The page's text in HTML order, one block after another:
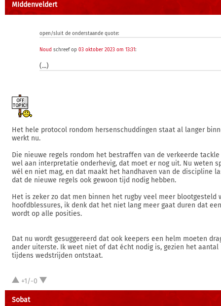
MIddenveldert
open/sluit de onderstaande quote:
Noud schreef op 03 oktober 2023 om 13:31:
(...)
Het hele protocol rondom hersenschuddingen staat al langer
werkt nu.
Die nieuwe regels rondom het bestraffen van de verkeerde
wel aan interpretatie onderhevig, dat moet er nog uit. Nu weten
wél en niet mag, en dat maakt het handhaven van de discipline
dat de nieuwe regels ook gewoon tijd nodig hebben.
Het is zeker zo dat men binnen het rugby veel meer blootgesteld
hoofdblessures, ik denk dat het niet lang meer gaat duren dat
wordt op alle posities.
Dat nu wordt gesuggereerd dat ook keepers een helm moeten
ander uiterste. Ik weet niet of dat écht nodig is, gezien het
tijdens wedstrijden ontstaat.
+1/-0
Sobat